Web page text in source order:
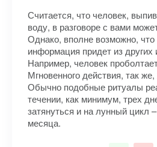
Считается, что человек,
воду, в разговоре с вами
Однако, вполне возможно, что
информация придет из других
Например, человек
Мгновенного действия, так
Обычно подобные ритуалы
течении, как минимум, трех
затянуться и на лунный цикл
месяца.